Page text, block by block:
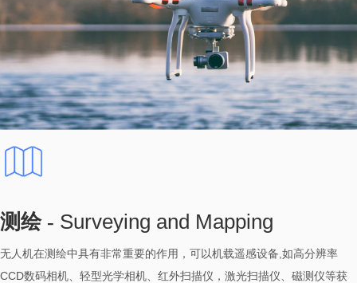
测绘 - Surveying and Mapping
无人机在测绘中具有非常重要的作用，可以机载遥感设备,如高分辨率
CCD数码相机、轻型光学相机、红外扫描仪，激光扫描仪、磁测仪等获